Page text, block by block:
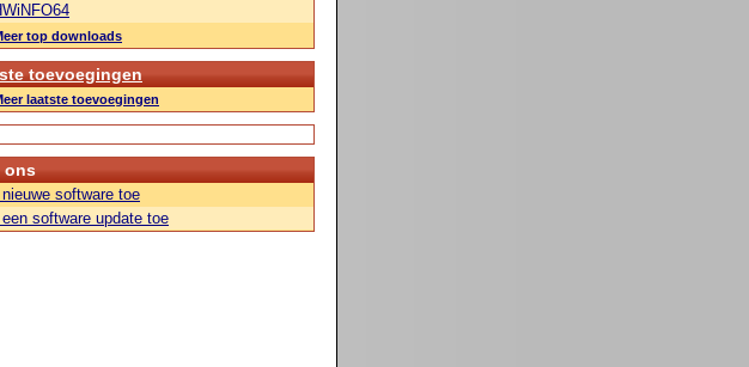
top downloads
toevoegingen
laatste toevoegingen
ons
software toe
software update toe